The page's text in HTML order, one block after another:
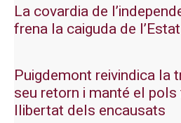
La covardia de
frena la caiguda de
Puigdemont reivindica la
seu retorn i manté el
llibertat dels encausats